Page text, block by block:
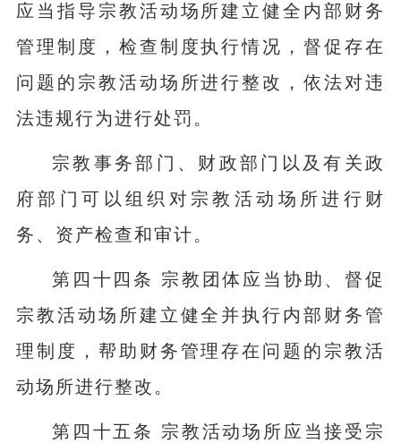
应当指导宗教活动场所建立健全内部财务
管理制度，检查制度执行情况，督促存在
问题的宗教活动场所进行整改，依法对违
法违规行为进行处罚。
宗教事务部门、财政部门以及有关政
府部门可以组织对宗教活动场所进行财
务、资产检查和审计。
第四十四条 宗教团体应当协助、督促
宗教活动场所建立健全并执行内部财务管
理制度，帮助财务管理存在问题的宗教活
动场所进行整改。
第四十五条 宗教活动场所应当接受宗